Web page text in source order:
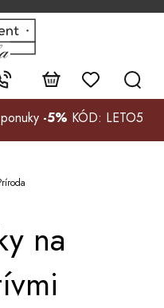
+48
700
99
-5% KÓD: LETO5
na